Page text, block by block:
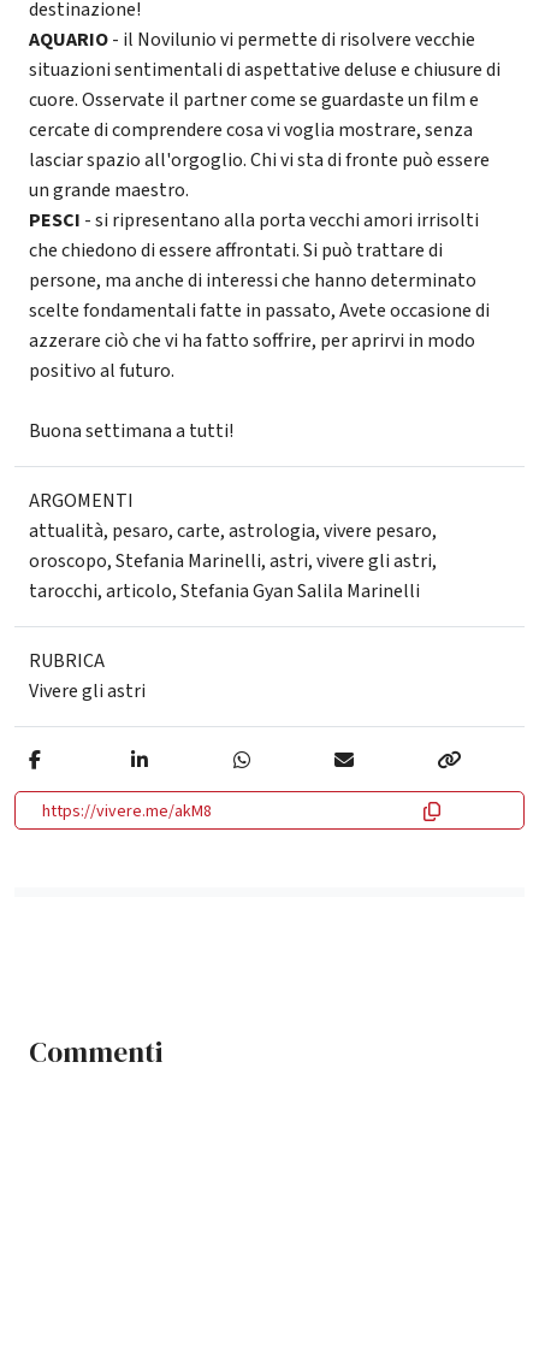
destinazione!
AQUARIO- il Novilunio vi permette di risolvere vecchie
situazioni sentimentali di aspettative deluse e chiusure di
cuore. Osservate il partner come se guardaste un film e
cercate di comprendere cosa vi voglia mostrare, senza
lasciar spazio all'orgoglio. Chi vi sta di fronte può essere
un grande maestro.
PESCI - si ripresentano alla porta vecchi amori irrisolti
che chiedono di essere affrontati. Si può trattare di
persone, ma anche di interessi che hanno determinato
scelte fondamentali fatte in passato, Avete occasione di
azzerare ciò che vi ha fatto soffrire, per aprirvi in modo
positivo al futuro.
Buona settimana a tutti!
ARGOMENTI
attualità, pesaro,carte,astrologia,vivere pesaro,
oroscopo,Stefania Marinelli,astri,vivere gli astri,
tarocchi,articolo,Stefania Gyan Salila Marinelli
RUBRICA
Vivere gli astri
https://vivere.me/akM8
Commenti